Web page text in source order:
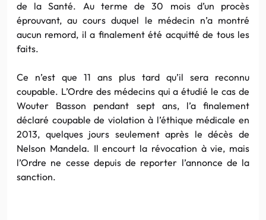
de la Santé. Au terme de 30 mois d’un procès
éprouvant, au cours duquel le médecin n’a montré
aucun remord, il a finalement été acquitté de tous les
faits.
Ce n’est que 11 ans plus tard qu’il sera reconnu
coupable. L’Ordre des médecins qui a étudié le cas de
Wouter Basson pendant sept ans, l’a finalement
déclaré coupable de violation à l’éthique médicale en
2013, quelques jours seulement après le décès de
Nelson Mandela. Il encourt la révocation à vie, mais
l’Ordre ne cesse depuis de reporter l’annonce de la
sanction.